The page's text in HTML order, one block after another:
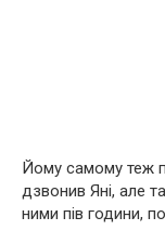
Йому самому теж
дзвонив Яні, але
ними пів години,